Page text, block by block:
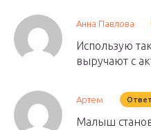
Анна Павлова
Использую
выручают с
Артем
Малыш